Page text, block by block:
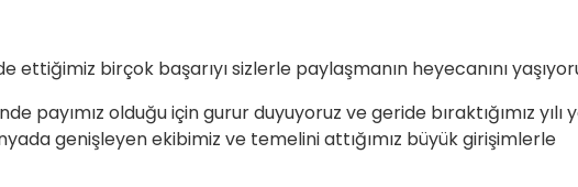
ettiğimiz birçok başarıyı sizlerle paylaşmanın heyecanını
payımız olduğu için gurur duyuyoruz ve geride bıraktığımız yılı
genişleyen ekibimiz ve temelini attığımız büyük girişimlerle